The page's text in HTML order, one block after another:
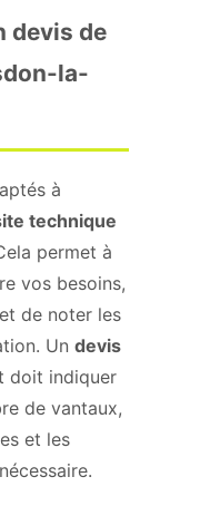
devis de
la-
à
technique
permet à
vos besoins,
de noter les
Un devis
doit indiquer
de vantaux,
et les